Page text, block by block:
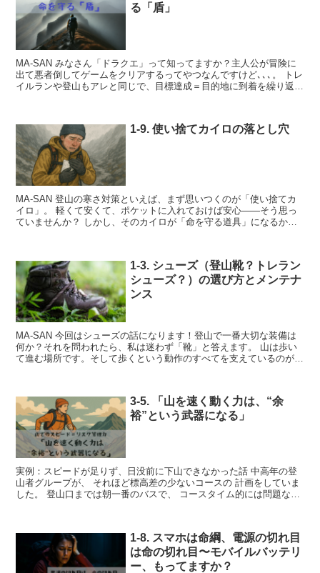
る「盾」
MA-SAN みなさん「ドラクエ」って知ってますか？主人公が冒険に
出て悪者倒してゲームをクリアするってやつなんですけど､､､。 トレ
イルランや登山もアレと同じで、目標達成＝目的地に到着を繰り返し
1-9. 使い捨てカイロの落とし穴
MA-SAN 登山の寒さ対策といえば、まず思いつくのが「使い捨てカ
イロ」。 軽くて安くて、ポケットに入れておけば安心——そう思っ
ていませんか？ しかし、そのカイロが「命を守る道具」になるかど
1-3. シューズ（登山靴？トレラン
シューズ？）の選び方とメンテナ
ンス
MA-SAN 今回はシューズの話になります！登山で一番大切な装備は
何か？それを問われたら、私は迷わず「靴」と答えます。 山は歩い
て進む場所です。そして歩くという動作のすべてを支えているのが、
3-5. 「山を速く動く力は、“余
裕”という武器になる」
実例：スピードが足りず、日没前に下山できなかった話 中高年の登
山者グループが、 それほど標高差の少ないコースの 計画をしていま
した。 登山口までは朝一番のバスで、 コースタイム的には問題ない
1-8. スマホは命綱、電源の切れ目
は命の切れ目〜モバイルバッテリ
ー、もってますか？